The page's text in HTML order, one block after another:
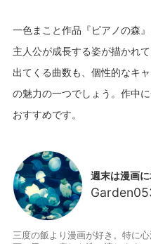
一色まこと作品『ピアノの森
主人公が成長する姿が描かれ
出てくる曲数も、個性的なキ
の魅力の一つでしょう。作中
週末は漫画
三度の飯より漫画が好き。特に